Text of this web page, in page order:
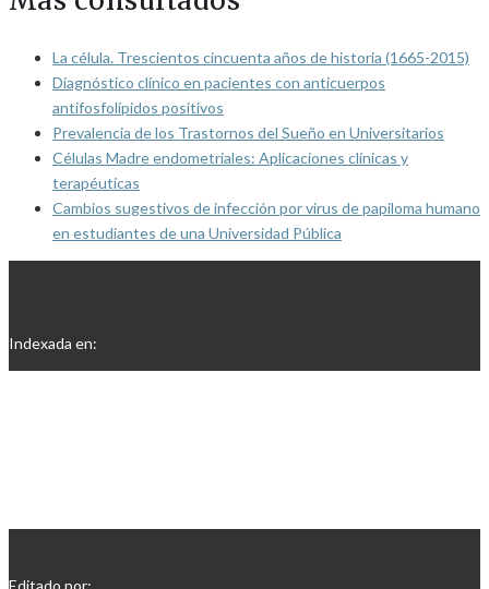
La célula. Trescientos cincuenta años de historia (1665-2015)
Diagnóstico clínico en pacientes con anticuerpos
antifosfolípidos positivos
Prevalencia de los Trastornos del Sueño en Universitarios
Células Madre endometriales: Aplicaciones clínicas y
terapéuticas
Cambios sugestivos de infección por virus de papiloma humano
en estudiantes de una Universidad Pública
Indexada en: